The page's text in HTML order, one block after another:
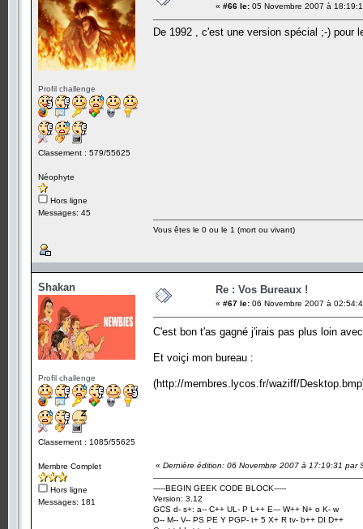
Profil challenge
Classement : 579/55625
Néophyte
Hors ligne
Messages: 45
« #66 le: 05 Novembre 2007 à
De 1992 , c'est une version spécial ;-) pour
Vous êtes le 0 ou le 1 (mort ou vivant)
Shakan
Profil challenge
Classement : 1085/55625
Membre Complet
Hors ligne
Messages: 181
Re : Vos Bureaux !
« #67 le: 06 Novembre 2007 à
C'est bon t'as gagné j'irais pas plus loin
Et voiçi mon bureau :
(http://membres.lycos.fr/waziff/
« Dernière édition: 06 Novembre 2007 à 17:19:31 par
-----BEGIN GEEK CODE BLOCK-----
Version: 3.12
GCS d- s+: a-- C++ UL- P L++ E--- W++ N+ o K- w
O-- M-- V-- PS PE Y PGP- t+ 5 X+ R tv- b++ DI D++